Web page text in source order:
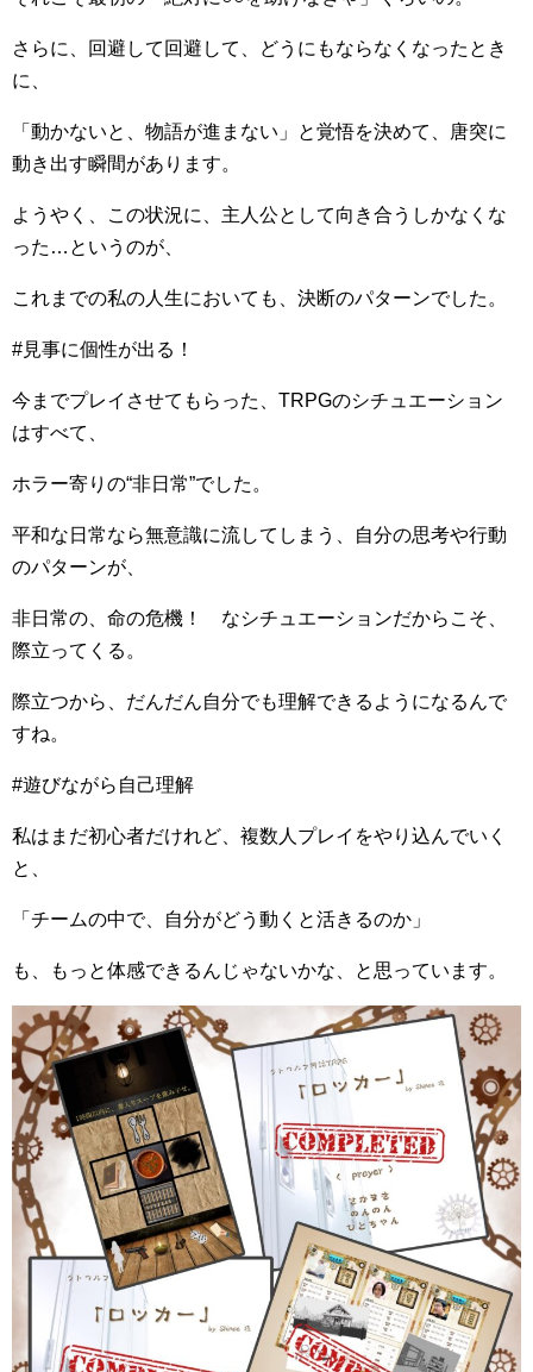
さらに、回避して回避して、どうにもならなくなったとき
に、
「動かないと、物語が進まない」と覚悟を決めて、唐突に
動き出す瞬間があります。
ようやく、この状況に、主人公として向き合うしかなくな
った…というのが、
これまでの私の人生においても、決断のパターンでした。
#見事に個性が出る！
今までプレイさせてもらった、TRPGのシチュエーション
はすべて、
ホラー寄りの“非日常”でした。
平和な日常なら無意識に流してしまう、自分の思考や行動
のパターンが、
非日常の、命の危機！ なシチュエーションだからこそ、
際立ってくる。
際立つから、だんだん自分でも理解できるようになるんで
すね。
#遊びながら自己理解
私はまだ初心者だけれど、複数人プレイをやり込んでいく
と、
「チームの中で、自分がどう動くと活きるのか」
も、もっと体感できるんじゃないかな、と思っています。